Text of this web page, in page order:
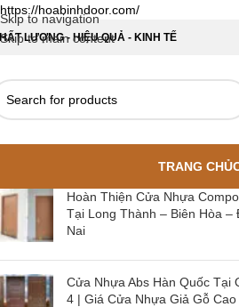
https://hoabinhdoor.com/
Skip to navigation
Skip to main content
LƯỢNG - HIỆU QUẢ - KINH TẾ
TRANG CHỦ
Hoàn Thiện Cửa Nhựa
Tại Long Thành – Biên Hòa –
Nai
Cửa Nhựa Abs Hàn Quốc Tại
4 | Giá Cửa Nhựa Giả Gỗ Cao